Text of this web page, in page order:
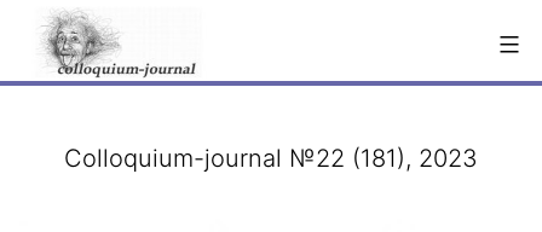
Перейти
содержимому
Colloquium-journal №22 (181), 2023